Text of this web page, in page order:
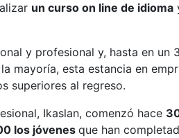
un curso on line de idioma
y profesional y, hasta en un
mayoría, esta estancia en
superiores al regreso.
Ikaslan, comenzó hace
los jóvenes que han